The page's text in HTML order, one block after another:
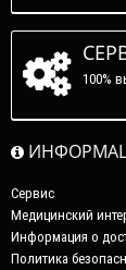
100%
Сервис
Медицинский
Информация о
Политика